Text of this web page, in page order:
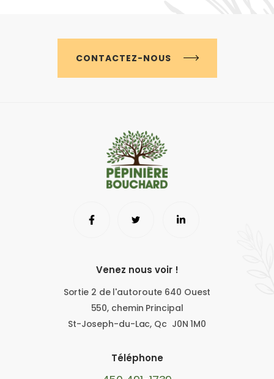
CONTACTEZ-NOUS
Venez nous voir !
Sortie 2 de l'autoroute 640 Ouest
550, chemin Principal
St-Joseph-du-Lac, Qc J0N 1M0
Téléphone